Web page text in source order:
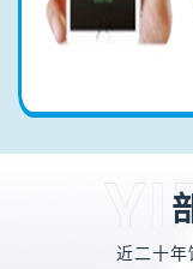
近二十年